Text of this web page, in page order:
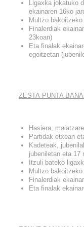
Ligaxka jokatuko
ekainaren 16ko
Multzo
Finalerdiak
23koan)
Eta finalak
egoitzetan
ZESTA-PUNTA
Hasiera,
Partidak etxean
Kadeteak,
jubeniletan eta 17
Itzuli bateko
Multzo
Finalerdiak
Eta finalak